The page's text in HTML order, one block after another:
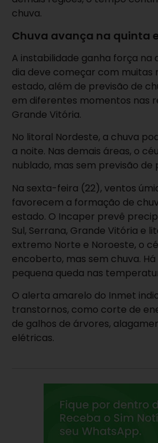
chuva.
Chuva avança na quinta
A instabilidade ganha força na
dia deve começar com muitas
estado, além de previsão de
em diferentes momentos nas
Grande Vitória.
No litoral Nordeste, a chuva
a noite. Nas demais áreas, o
nublado, mas sem previsão de
Na sexta-feira (22), ventos
favorecem a formação de
estado. O Incaper prevê
Sul, Serrana, Grande Vitória e
extremo Norte e Noroeste, o
encoberto, mas sem chuva.
pequena queda nas
O alerta amarelo do Inmet
transtornos, como corte de
de galhos de árvores,
elétricas.